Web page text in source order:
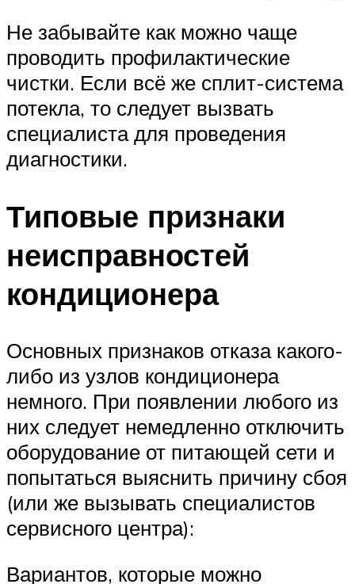
Не забывайте как можно чаще
проводить профилактические
чистки. Если всё же сплит-система
потекла, то следует вызвать
специалиста для проведения
диагностики.
Типовые признаки
неисправностей
кондиционера
Основных признаков отказа какого-
либо из узлов кондиционера
немного. При появлении любого из
них следует немедленно отключить
оборудование от питающей сети и
попытаться выяснить причину сбоя
(или же вызывать специалистов
сервисного центра):
Вариантов, которые можно